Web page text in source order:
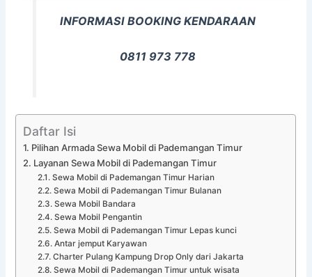
INFORMASI BOOKING KENDARAAN
0811 973 778
Daftar Isi
Pilihan Armada Sewa Mobil di Pademangan Timur
Layanan Sewa Mobil di Pademangan Timur
Sewa Mobil di Pademangan Timur Harian
Sewa Mobil di Pademangan Timur Bulanan
Sewa Mobil Bandara
Sewa Mobil Pengantin
Sewa Mobil di Pademangan Timur Lepas kunci
Antar jemput Karyawan
Charter Pulang Kampung Drop Only dari Jakarta
Sewa Mobil di Pademangan Timur untuk wisata